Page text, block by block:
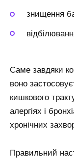
знищення
Саме завдяки
воно
кишкового
алергіях і
хронічних
Правильний